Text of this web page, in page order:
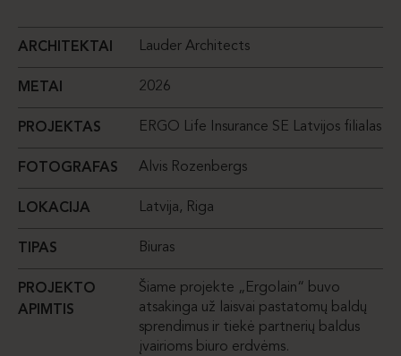
ARCHITEKTAI Lauder Architects
METAI 2026
PROJEKTAS ERGO Life Insurance SE Latvijos filialas
FOTOGRAFAS Alvis Rozenbergs
LOKACIJA Latvija, Riga
TIPAS Biuras
PROJEKTO
APIMTIS
Šiame projekte „Ergolain“ buvo
atsakinga už laisvai pastatomų baldų
sprendimus ir tiekė partnerių baldus
įvairioms biuro erdvėms.